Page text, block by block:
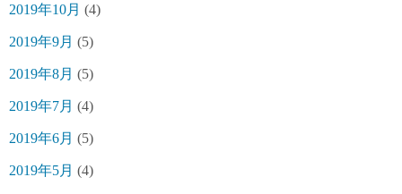
2019年10月 (4)
2019年9月 (5)
2019年8月 (5)
2019年7月 (4)
2019年6月 (5)
2019年5月 (4)